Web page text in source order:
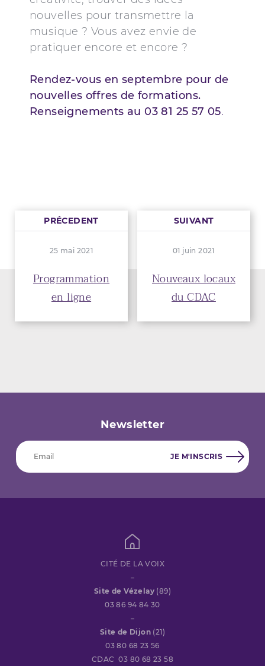
nouvelles pour transmettre la
musique ? Vous avez envie de
pratiquer encore et encore ?
Rendez-vous en septembre pour de
nouvelles offres de formations.
Renseignements au 03 81 25 57 05.
PRÉCEDENT
25 mai 2021
Programmation
en ligne
SUIVANT
01 juin 2021
Nouveaux locaux
du CDAC
Newsletter
CITÉ DE LA VOIX
–
Site de Vézelay (89)
03 86 94 84 30
–
Site de Dijon (21)
03 80 68 23 56
CDAC 03 80 68 23 58